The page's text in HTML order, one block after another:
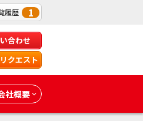
履歴 1
合わせ
クエスト
社概要